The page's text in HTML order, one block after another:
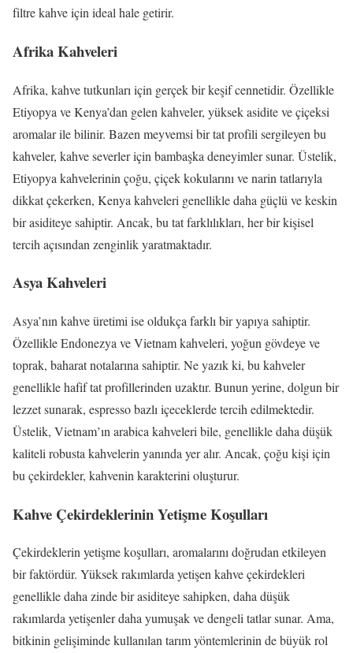
filtre kahve için ideal hale getirir.
Afrika Kahveleri
Afrika, kahve tutkunları için gerçek bir keşif cennetidir. Özellikle
Etiyopya ve Kenya’dan gelen kahveler, yüksek asidite ve çiçeksi
aromalar ile bilinir. Bazen meyvemsi bir tat profili sergileyen bu
kahveler, kahve severler için bambaşka deneyimler sunar. Üstelik,
Etiyopya kahvelerinin çoğu, çiçek kokularını ve narin tatlarıyla
dikkat çekerken, Kenya kahveleri genellikle daha güçlü ve keskin
bir asiditeye sahiptir. Ancak, bu tat farklılıkları, her bir kişisel
tercih açısından zenginlik yaratmaktadır.
Asya Kahveleri
Asya’nın kahve üretimi ise oldukça farklı bir yapıya sahiptir.
Özellikle Endonezya ve Vietnam kahveleri, yoğun gövdeye ve
toprak, baharat notalarına sahiptir. Ne yazık ki, bu kahveler
genellikle hafif tat profillerinden uzaktır. Bunun yerine, dolgun bir
lezzet sunarak, espresso bazlı içeceklerde tercih edilmektedir.
Üstelik, Vietnam’ın arabica kahveleri bile, genellikle daha düşük
kaliteli robusta kahvelerin yanında yer alır. Ancak, çoğu kişi için
bu çekirdekler, kahvenin karakterini oluşturur.
Kahve Çekirdeklerinin Yetişme Koşulları
Çekirdeklerin yetişme koşulları, aromalarını doğrudan etkileyen
bir faktördür. Yüksek rakımlarda yetişen kahve çekirdekleri
genellikle daha zinde bir asiditeye sahipken, daha düşük
rakımlarda yetişenler daha yumuşak ve dengeli tatlar sunar. Ama,
bitkinin gelişiminde kullanılan tarım yöntemlerinin de büyük rol